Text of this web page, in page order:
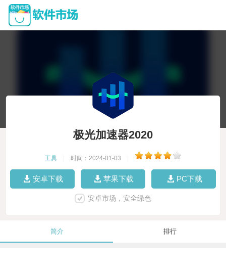
极光加速器2020
工具 时间：2024-01-03
安卓下载 苹果下载 PC下载
安卓市场，安全绿色
简介 排行